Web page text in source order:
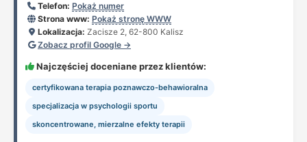
Telefon: Pokaż numer
Strona www: Pokaż stronę WWW
Lokalizacja: Zacisze 2, 62-800 Kalisz
Zobacz profil Google →
Najczęściej doceniane przez klientów:
certyfikowana terapia poznawczo-behawioralna
specjalizacja w psychologii sportu
skoncentrowane, mierzalne efekty terapii